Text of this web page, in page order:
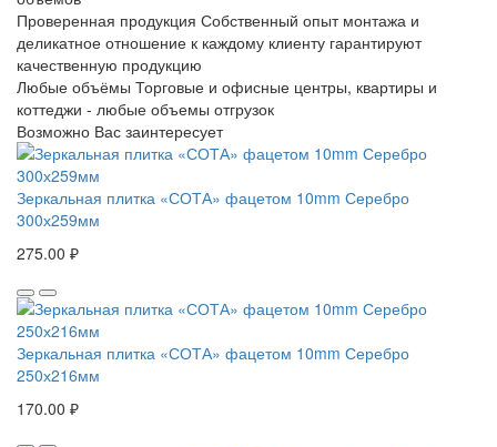
Проверенная продукция Собственный опыт монтажа и
деликатное отношение к каждому клиенту гарантируют
качественную продукцию
Любые объёмы Торговые и офисные центры, квартиры и
коттеджи - любые объемы отгрузок
Возможно Вас заинтересует
Зеркальная плитка «СОТА» фацетом 10mm Серебро
300х259мм
275.00 ₽
Зеркальная плитка «СОТА» фацетом 10mm Серебро
250х216мм
170.00 ₽